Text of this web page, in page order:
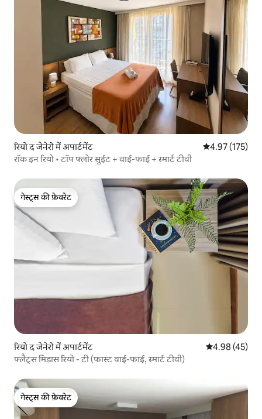
रियो द जेनेरो में अपार्टमेंट औसत रेटिंग 5 में से
4.97 (175)
रॉक इन रियो • टॉप फ्लोर सुईट + वाई-फाई + स्मार्ट टीवी
गेस्ट्स की फ़ेवरेट
गेस्ट्स की फ़ेवरेट
रियो द जेनेरो में अपार्टमेंट औसत रेटिंग 5 में
4.98 (45)
फ्लैट्स मिडास रियो - टी (फास्ट वाई-फाई, स्मार्ट टीवी)
गेस्ट्स की फ़ेवरेट
गेस्ट्स की फ़ेवरेट